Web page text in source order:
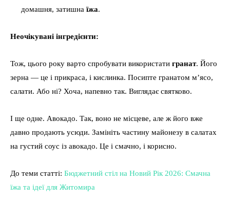
домашня, затишна їжа.
Неочікувані інгредієнти:
Тож, цього року варто спробувати використати гранат. Його
зерна — це і прикраса, і кислинка. Посипте гранатом м’ясо,
салати. Або ні? Хоча, напевно так. Виглядає святково.
І ще одне. Авокадо. Так, воно не місцеве, але ж його вже
давно продають усюди. Замініть частину майонезу в салатах
на густий соус із авокадо. Це і смачно, і корисно.
До теми статті: Бюджетний стіл на Новий Рік 2026: Смачна
їжа та ідеї для Житомира